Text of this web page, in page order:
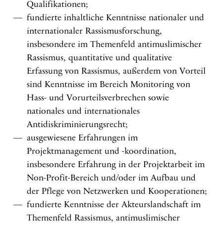
Qualifikationen;
fundierte inhaltliche Kenntnisse nationaler und
internationaler Rassismusforschung,
insbesondere im Themenfeld antimuslimischer
Rassismus, quantitative und qualitative
Erfassung von Rassismus, außerdem von Vorteil
sind Kenntnisse im Bereich Monitoring von
Hass- und Vorurteilsverbrechen sowie
nationales und internationales
Antidiskriminierungsrecht;
ausgewiesene Erfahrungen im
Projektmanagement und -koordination,
insbesondere Erfahrung in der Projektarbeit im
Non-Profit-Bereich und/oder im Aufbau und
der Pflege von Netzwerken und Kooperationen;
fundierte Kenntnisse der Akteurslandschaft im
Themenfeld Rassismus, antimuslimischer